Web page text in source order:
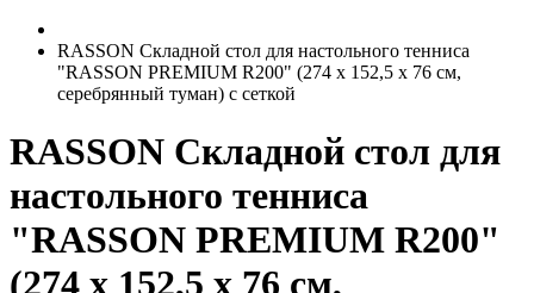
RASSON Складной стол для настольного тенниса
"RASSON PREMIUM R200" (274 х 152,5 х 76 см,
серебрянный туман) с сеткой
RASSON Складной стол для
настольного тенниса
"RASSON PREMIUM R200"
(274 х 152,5 х 76 см,